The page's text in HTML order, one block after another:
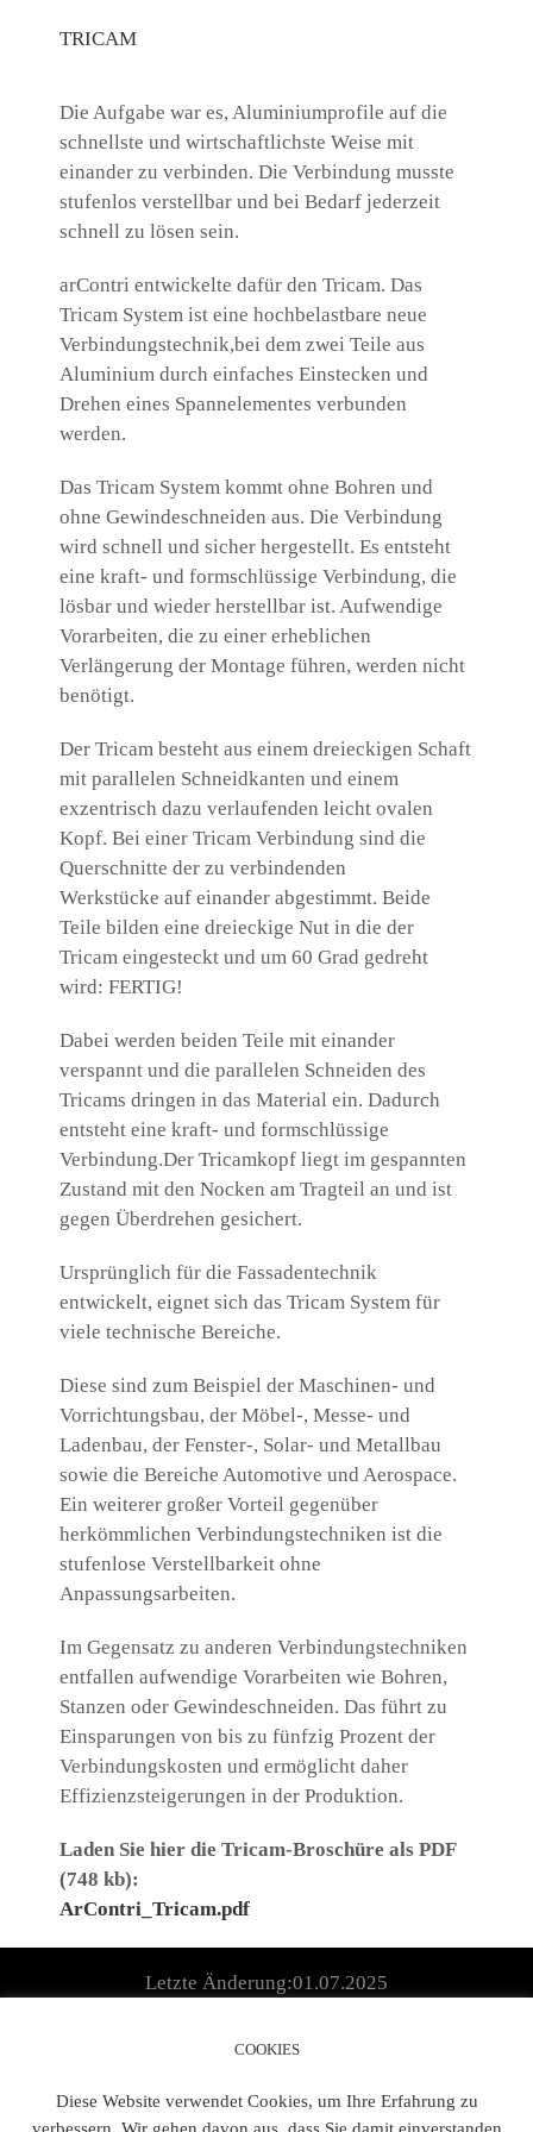
TRICAM
Die Aufgabe war es, Aluminiumprofile auf die
schnellste und wirtschaftlichste Weise mit
einander zu verbinden. Die Verbindung musste
stufenlos verstellbar und bei Bedarf jederzeit
schnell zu lösen sein.
arContri entwickelte dafür den Tricam. Das
Tricam System ist eine hochbelastbare neue
Verbindungstechnik,bei dem zwei Teile aus
Aluminium durch einfaches Einstecken und
Drehen eines Spannelementes verbunden
werden.
Das Tricam System kommt ohne Bohren und
ohne Gewindeschneiden aus. Die Verbindung
wird schnell und sicher hergestellt. Es entsteht
eine kraft- und formschlüssige Verbindung, die
lösbar und wieder herstellbar ist. Aufwendige
Vorarbeiten, die zu einer erheblichen
Verlängerung der Montage führen, werden nicht
benötigt.
Der Tricam besteht aus einem dreieckigen Schaft
mit parallelen Schneidkanten und einem
exzentrisch dazu verlaufenden leicht ovalen
Kopf. Bei einer Tricam Verbindung sind die
Querschnitte der zu verbindenden
Werkstücke auf einander abgestimmt. Beide
Teile bilden eine dreieckige Nut in die der
Tricam eingesteckt und um 60 Grad gedreht
wird: FERTIG!
Dabei werden beiden Teile mit einander
verspannt und die parallelen Schneiden des
Tricams dringen in das Material ein. Dadurch
entsteht eine kraft- und formschlüssige
Verbindung.Der Tricamkopf liegt im gespannten
Zustand mit den Nocken am Tragteil an und ist
gegen Überdrehen gesichert.
Ursprünglich für die Fassadentechnik
entwickelt, eignet sich das Tricam System für
viele technische Bereiche.
Diese sind zum Beispiel der Maschinen- und
Vorrichtungsbau, der Möbel-, Messe- und
Ladenbau, der Fenster-, Solar- und Metallbau
sowie die Bereiche Automotive und Aerospace.
Ein weiterer großer Vorteil gegenüber
herkömmlichen Verbindungstechniken ist die
stufenlose Verstellbarkeit ohne
Anpassungsarbeiten.
Im Gegensatz zu anderen Verbindungstechniken
entfallen aufwendige Vorarbeiten wie Bohren,
Stanzen oder Gewindeschneiden. Das führt zu
Einsparungen von bis zu fünfzig Prozent der
Verbindungskosten und ermöglicht daher
Effizienzsteigerungen in der Produktion.
Laden Sie hier die Tricam-Broschüre als PDF
(748 kb):
ArContri_Tricam.pdf
Letzte Änderung:01.07.2025
COOKIES
Diese Website verwendet Cookies, um Ihre Erfahrung zu